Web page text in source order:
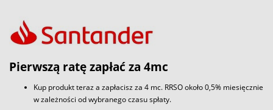
Pierwszą ratę zapłać za 4mc
Kup produkt teraz a zapłacisz za 4 mc. RRSO około 0,5% miesięcznie
w zależności od wybranego czasu spłaty.